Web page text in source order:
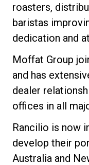
roasters,
baristas
dedication and
Moffat Group
and has
dealer
offices in all
Rancilio is now
develop their
Australia and
Datenschutzerklärung